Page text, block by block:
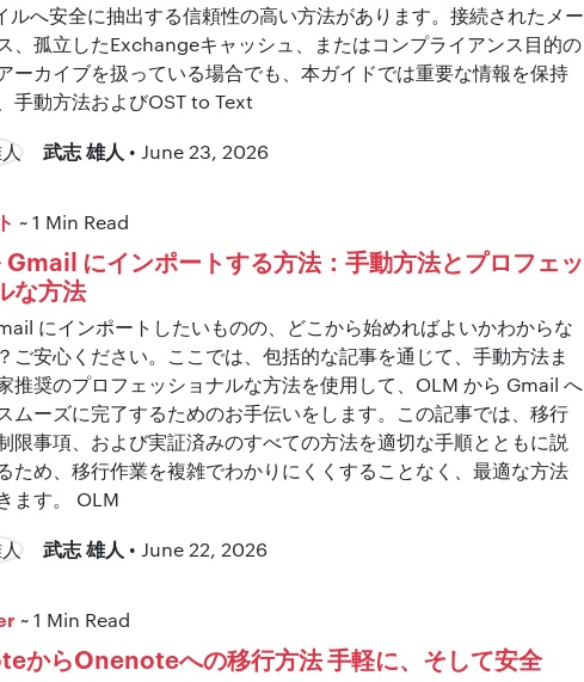
ルへ安全に抽出する信頼性の高い方法があります。接続されたメー
、孤立したExchangeキャッシュ、またはコンプライアンス目的の
ーカイブを扱っている場合でも、本ガイドでは重要な情報を保持
手動方法およびOST to Text
武志 雄人 • June 23, 2026
~ 1 Min Read
Gmail にインポートする方法：手動方法とプロフェッ
な方法
にインポートしたいものの、どこから始めればよいかわからな
ご安心ください。ここでは、包括的な記事を通じて、手動方法ま
推奨のプロフェッショナルな方法を使用して、OLM から Gmail へ
ムーズに完了するためのお手伝いをします。この記事では、移行
限事項、および実証済みのすべての方法を適切な手順とともに説
ため、移行作業を複雑でわかりにくくすることなく、最適な方法
ます。 OLM
武志 雄人 • June 22, 2026
~ 1 Min Read
からOnenoteへの移行方法 手軽に、そして安全